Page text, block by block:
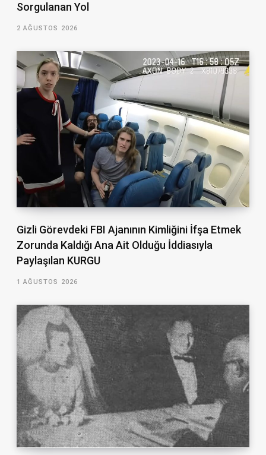
Sorgulanan Yol
2 AĞUSTOS 2026
Gizli Görevdeki FBI Ajanının Kimliğini İfşa Etmek
Zorunda Kaldığı Ana Ait Olduğu İddiasıyla
Paylaşılan KURGU
1 AĞUSTOS 2026